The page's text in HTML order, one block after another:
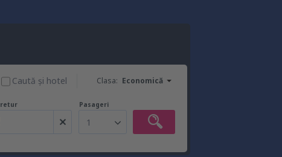
Clasa: Economică
Caută şi hotel
Pasageri
1